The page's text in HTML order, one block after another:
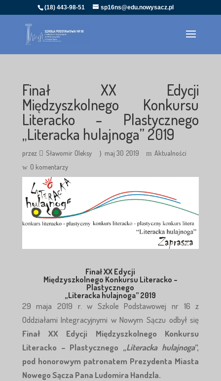
(18) 443-98-51 sp16ns@edu.nowysacz.pl
Finał XX Edycji
Międzyszkolnego Konkursu
Literacko – Plastycznego
„Literacka hulajnoga” 2019
przez Sławomir Oleksy maj 30 2019
Aktualności
0 komentarzy
Finał XX Edycji
Międzyszkolnego Konkursu Literacko –
Plastycznego
„Literacka hulajnoga” 2019
29 maja 2019 r. w Szkole Podstawowej nr 16 z
Oddziałami Integracyjnymi w Nowym Sączu odbył się
Finał XX Edycji Międzyszkolnego Konkursu
Literacko – Plastycznego „Literacka hulajnoga”,
pod honorowym patronatem Prezydenta Miasta
Nowego Sącza Pana Ludomira Handzla.